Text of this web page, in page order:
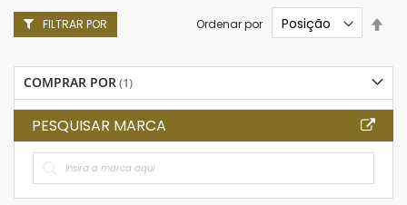
Ordenar por
FILTRAR POR
COMPRAR POR
PESQUISAR MARCA